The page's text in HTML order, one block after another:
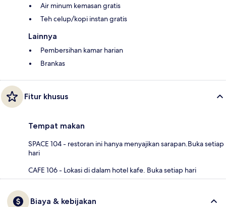
Air minum kemasan gratis
Teh celup/kopi instan gratis
Lainnya
Pembersihan kamar harian
Brankas
Fitur khusus
Tempat makan
SPACE 104 - restoran ini hanya menyajikan sarapan.Buka setiap
hari
CAFE 106 - Lokasi di dalam hotel kafe. Buka setiap hari
Biaya & kebijakan